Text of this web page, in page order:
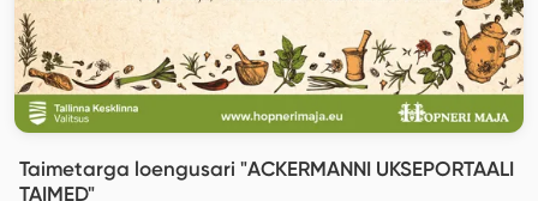
Taimetarga loengusari "ACKERMANNI UKSEPORTAALI
TAIMED"